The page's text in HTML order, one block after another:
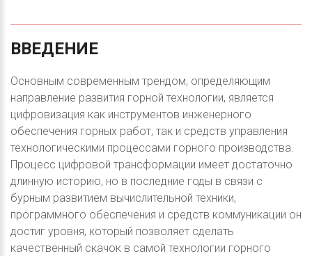
ВВЕДЕНИЕ
Основным современным трендом, определяющим
направление развития горной технологии, является
цифровизация как инструментов инженерного
обеспечения горных работ, так и средств управления
технологическими процессами горного производства.
Процесс цифровой трансформации имеет достаточно
длинную историю, но в последние годы в связи с
бурным развитием вычислительной техники,
программного обеспечения и средств коммуникации он
достиг уровня, который позволяет сделать
качественный скачок в самой технологии горного